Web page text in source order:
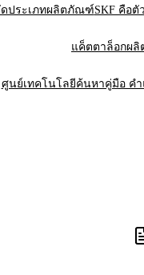
ดประเภทผลิตภัณฑ์SKF คือตั
แค็ตตาล็อกผ
ศูนย์เทคโนโลยีค้นหาคู่มือ ค